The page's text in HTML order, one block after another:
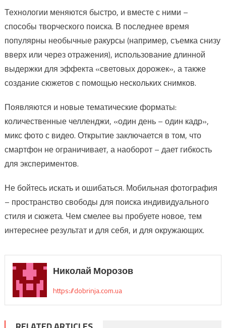
Технологии меняются быстро, и вместе с ними –
способы творческого поиска. В последнее время
популярны необычные ракурсы (например, съемка снизу
вверх или через отражения), использование длинной
выдержки для эффекта «световых дорожек», а также
создание сюжетов с помощью нескольких снимков.
Появляются и новые тематические форматы:
количественные челленджи, «один день – один кадр»,
микс фото с видео. Открытие заключается в том, что
смартфон не ограничивает, а наоборот – дает гибкость
для экспериментов.
Не бойтесь искать и ошибаться. Мобильная фотография
– пространство свободы для поиска индивидуального
стиля и сюжета. Чем смелее вы пробуете новое, тем
интереснее результат и для себя, и для окружающих.
Николай Морозов
https://dobrinja.com.ua